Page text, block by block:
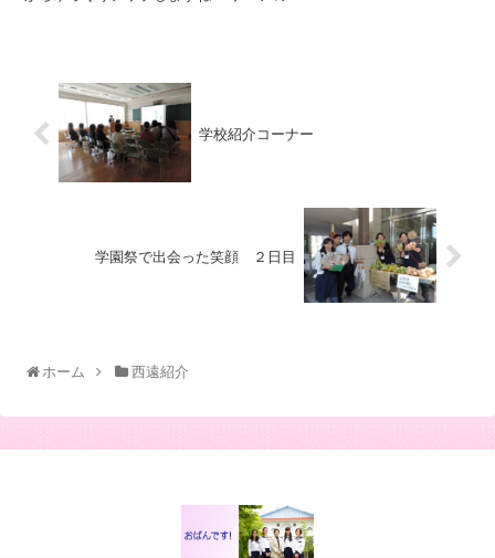
学校紹介コーナー
学園祭で出会った笑顔 ２日目
ホーム 西遠紹介